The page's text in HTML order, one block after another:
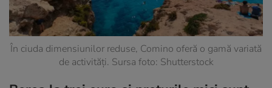
În ciuda dimensiunilor reduse, Comino oferă o gamă variată
de activități. Sursa foto: Shutterstock